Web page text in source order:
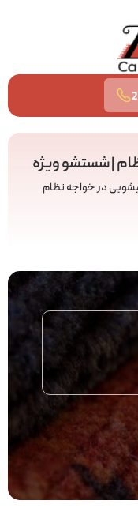
| شستشو ویژه
در خواجه نظام